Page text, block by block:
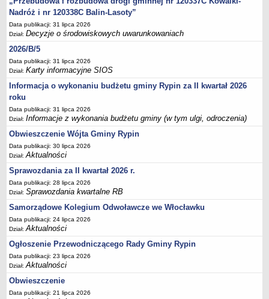
Plan ogólny gminy Rypin
FINANSE GMINY
Budżet
Zmiany budżetu
Wieloletnia Prognoza Finansowa
Majątek gminy
Majątek jednostek organizacyjnych
Dług publiczny
Realizacja inwestycji
Sprawozdania z wykonania budżetu
Sprawozdania kwartalne RB
Sprawozdania finansowe
Informacje z wykonania budżetu gminy (w tym ulgi, odroczenia)
Interpretacje indywidualne
SPRAWY DO ZAŁATWIENIA
BUDOWA PRZYDOMOWYCH OCZYSZCZALNI ŚCIEKÓW -
DOFINANSOWANIE
Preferencyjny zakup węgla
Wykaz spraw
Nadróż i nr 120338C Balin-Lasoty”
Data publikacji: 31 lipca 2026
Dział:Decyzje o środowiskowych uwarunkowaniach
2026/B/5
Data publikacji: 31 lipca 2026
Dział:Karty informacyjne SIOS
Informacja o wykonaniu budżetu gminy Rypin za II kwartał 2026
roku
Data publikacji: 31 lipca 2026
Dział:Informacje z wykonania budżetu gminy (w tym ulgi, odroczenia)
Obwieszczenie Wójta Gminy Rypin
Data publikacji: 30 lipca 2026
Dział:Aktualności
Sprawozdania za II kwartał 2026 r.
Data publikacji: 28 lipca 2026
Dział:Sprawozdania kwartalne RB
Samorządowe Kolegium Odwoławcze we Włocławku
Data publikacji: 24 lipca 2026
Dział:Aktualności
Ogłoszenie Przewodniczącego Rady Gminy Rypin
Data publikacji: 23 lipca 2026
Dział:Aktualności
Obwieszczenie
Data publikacji: 21 lipca 2026